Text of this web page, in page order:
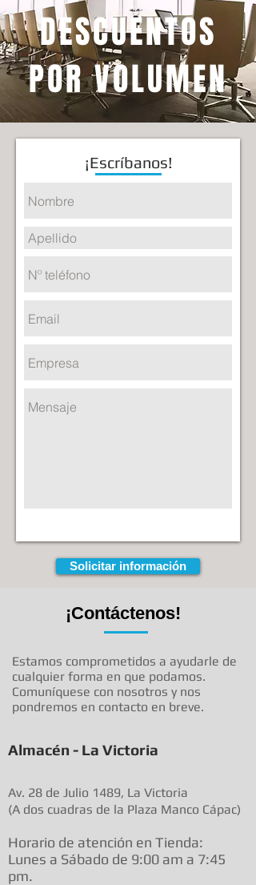
Ancho del respaldar: 43.5 cm.
Altura del respaldar: 38.5 cm.
DESCUENTOS
POR VOLUMEN
¡Escríbanos!
Solicitar información
¡Contáctenos!
Estamos comprometidos a ayudarle de
cualquier forma en que podamos.
Comuníquese con nosotros y nos
pondremos en contacto en breve.
Almacén - La Victoria
Av. 28 de Julio 1489, La Victoria
(A dos cuadras de la Plaza Manco Cápac)
Horario de atención en Tienda:
Lunes a Sábado de 9:00 am a 7:45
pm.